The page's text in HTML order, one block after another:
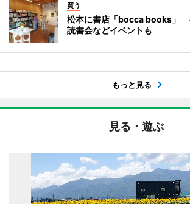
買う
松本に書店「bocca books」
読書会などイベントも
もっと見る
見る・遊ぶ